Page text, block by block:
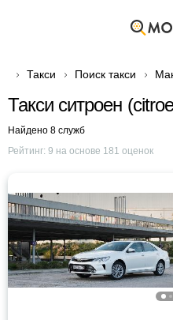
Такси Поиск такси
Такси ситроен
Найдено 8 служб
Рейтинг: 9 на основе 181 оценок